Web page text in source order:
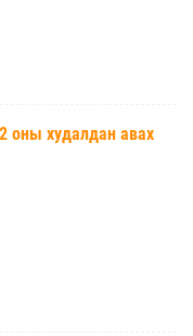
оны худалдан авах